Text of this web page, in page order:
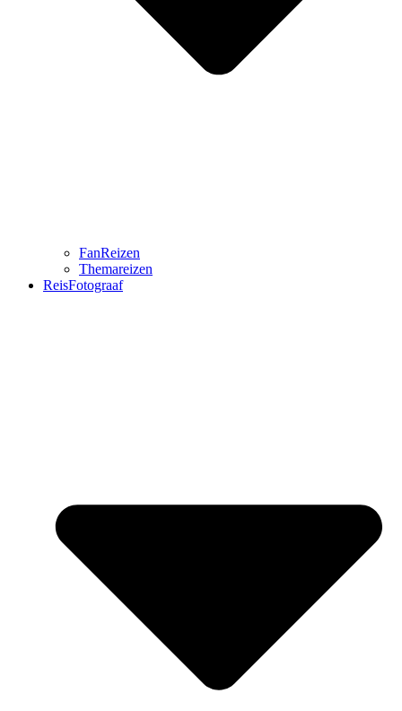
FanReizen
Themareizen
ReisFotograaf